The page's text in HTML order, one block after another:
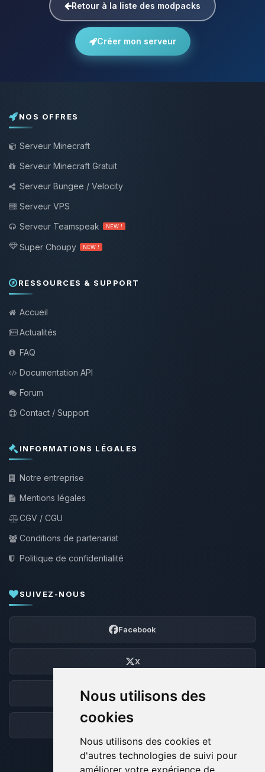
Nous utilisons des
cookies
Nous utilisons des cookies et
d'autres technologies de suivi pour
améliorer votre expérience de
Retour à la liste des modpacks
Créer mon serveur
NOS OFFRES
Serveur Minecraft
Serveur Minecraft Gratuit
Serveur Bungee / Velocity
Serveur VPS
Serveur Teamspeak
NEW !
Super Choupy NEW !
RESSOURCES & SUPPORT
Accueil
Actualités
FAQ
Documentation API
Forum
Contact / Support
INFORMATIONS LÉGALES
Notre entreprise
Mentions légales
CGV / CGU
Conditions de partenariat
Politique de confidentialité
SUIVEZ-NOUS
Facebook
X
Discord
Forum